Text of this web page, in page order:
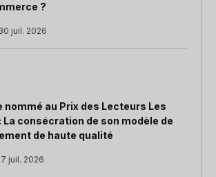
?
juil. 2026
nommé au Prix des Lecteurs Les
La consécration de son modèle de
de haute qualité
juil. 2026